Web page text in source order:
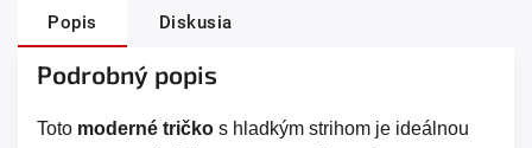
Popis Diskusia
Podrobný popis
Toto moderné tričko s hladkým strihom je ideálnou